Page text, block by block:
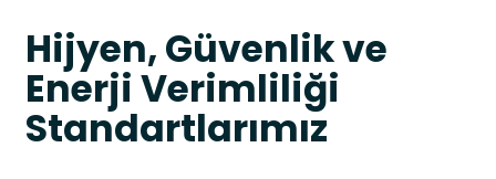
Hijyen, Güvenlik ve
Enerji Verimliliği
Standartlarımız